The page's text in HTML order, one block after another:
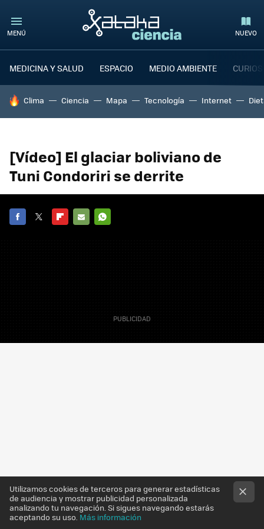
MENÚ NUEVO
MEDICINA Y SALUD ESPACIO MEDIO AMBIENTE
HOY SE HABLA DE
Clima Ciencia Mapa Tecnología Internet
[Vídeo] El glaciar boliviano de
Tuni Condoriri se derrite
Capitan Tomate
El glaciar boliviano del Tuni Condoriri, cuyo
Utilizamos cookies de terceros para generar estadísticas
de audiencia y mostrar publicidad personalizada
analizando tu navegación. Si sigues navegando estarás
aceptando su uso. Más información